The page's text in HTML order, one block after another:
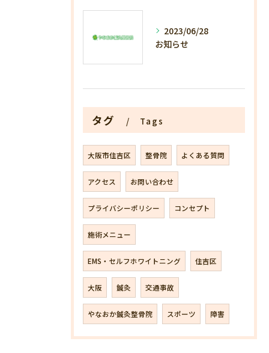
2023/06/28
お知らせ
タグ Tags
大阪市住吉区 整骨院 よくある質問
アクセス お問い合わせ
プライバシーポリシー コンセプト
施術メニュー
EMS・セルフホワイトニング 住吉区
大阪 鍼灸 交通事故
やなおか鍼灸整骨院 スポーツ 障害